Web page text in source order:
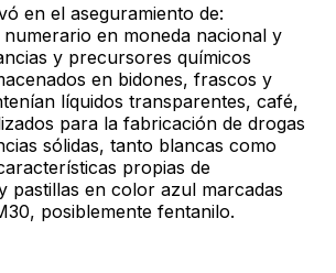
en el aseguramiento de:
en moneda nacional y
y precursores químicos
en bidones, frascos y
líquidos transparentes, café,
para la fabricación de drogas
sólidas, tanto blancas como
propias de
pastillas en color azul marcadas
posiblemente fentanilo.